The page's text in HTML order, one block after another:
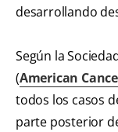
desarrollando
Según la
(American
todos los casos
parte posterior